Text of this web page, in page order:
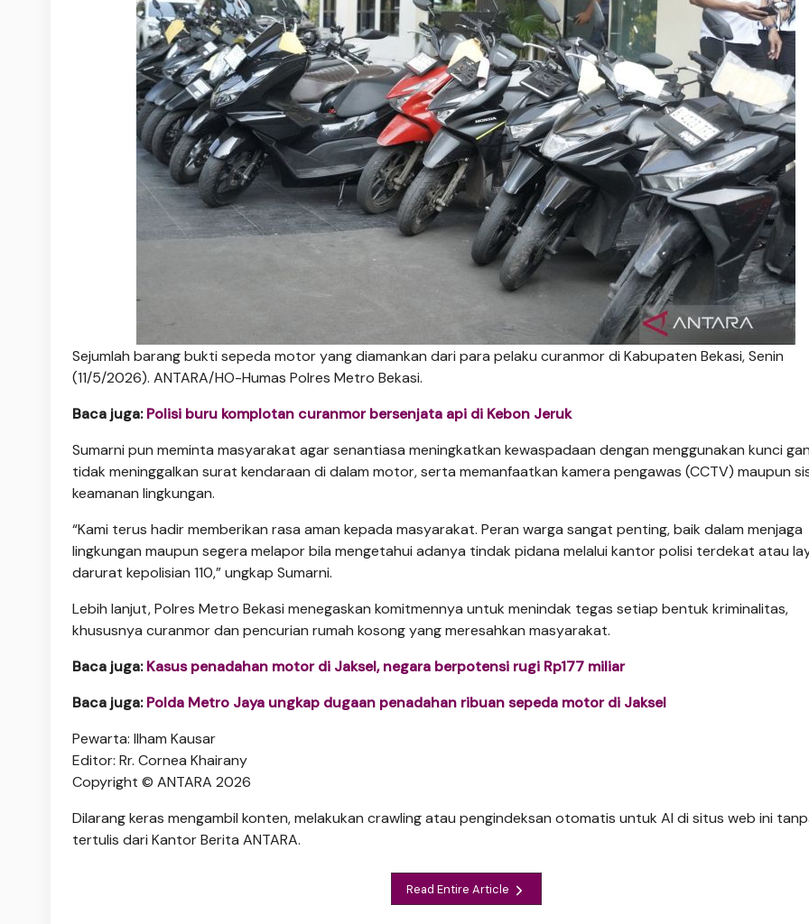
Sejumlah barang bukti sepeda motor yang diamankan dari para pelaku curanmor di Kabupaten Bekasi, Senin
(11/5/2026). ANTARA/HO-Humas Polres Metro Bekasi.
Baca juga:Polisi buru komplotan curanmor bersenjata api di Kebon Jeruk
Sumarni pun meminta masyarakat agar senantiasa meningkatkan kewaspadaan dengan menggunakan kunci
tidak meninggalkan surat kendaraan di dalam motor, serta memanfaatkan kamera pengawas (CCTV) maupun
keamanan lingkungan.
“Kami terus hadir memberikan rasa aman kepada masyarakat. Peran warga sangat penting, baik dalam menjaga
lingkungan maupun segera melapor bila mengetahui adanya tindak pidana melalui kantor polisi terdekat atau
darurat kepolisian 110,” ungkap Sumarni.
Lebih lanjut, Polres Metro Bekasi menegaskan komitmennya untuk menindak tegas setiap bentuk kriminalitas,
khususnya curanmor dan pencurian rumah kosong yang meresahkan masyarakat.
Baca juga:Kasus penadahan motor di Jaksel, negara berpotensi rugi Rp177 miliar
Baca juga:Polda Metro Jaya ungkap dugaan penadahan ribuan sepeda motor di Jaksel
Pewarta: Ilham Kausar
Editor: Rr. Cornea Khairany
Copyright © ANTARA 2026
Dilarang keras mengambil konten, melakukan crawling atau pengindeksan otomatis untuk AI di situs web ini
tertulis dari Kantor Berita ANTARA.
Read Entire Article